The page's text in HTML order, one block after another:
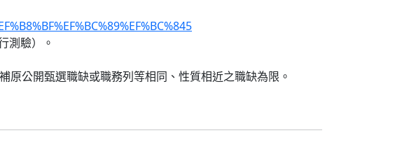
測驗）。
公開甄選職缺或職務列等相同、性質相近之職缺為限。